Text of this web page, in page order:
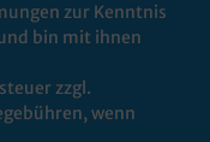
zur Kenntnis
bin mit ihnen
zzgl.
wenn